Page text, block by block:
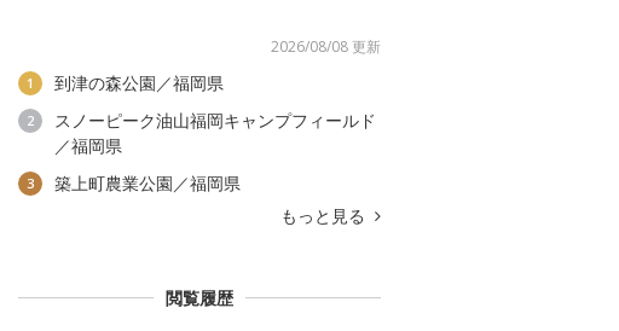
2026/08/08 更新
1 到津の森公園／福岡県
2
スノーピーク油山福岡キャンプフィールド
／福岡県
3
築上町農業公園／福岡県
もっと見る
閲覧履歴